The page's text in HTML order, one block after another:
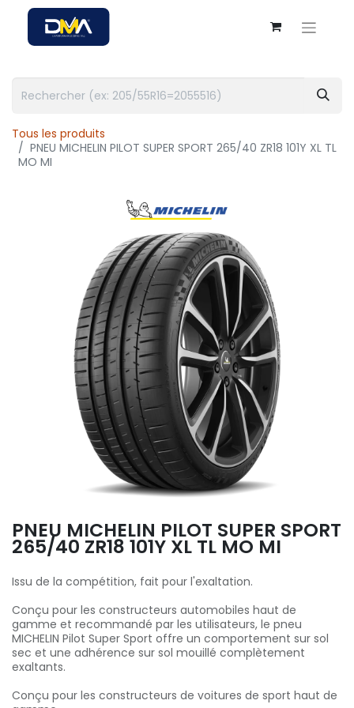
Tous les produits
PNEU MICHELIN PILOT SUPER SPORT 265/40 ZR18 101Y XL TL
MO MI
PNEU MICHELIN PILOT SUPER SPORT
265/40 ZR18 101Y XL TL MO MI
Issu de la compétition, fait pour l'exaltation.
Conçu pour les constructeurs automobiles haut de
gamme et recommandé par les utilisateurs, le pneu
MICHELIN Pilot Super Sport offre un comportement sur sol
sec et une adhérence sur sol mouillé complètement
exaltants.
Conçu pour les constructeurs de voitures de sport haut de